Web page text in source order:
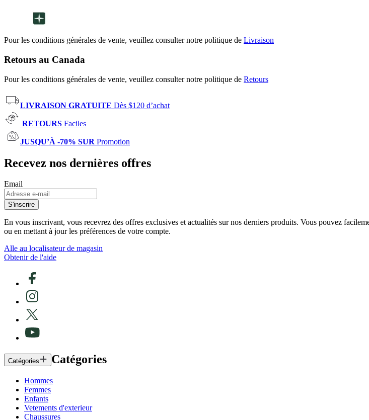
Pour les conditions générales de vente, veuillez consulter notre politique de Livraison
Retours au Canada
Pour les conditions générales de vente, veuillez consulter notre politique de Retours
LIVRAISON GRATUITE Dès $120 d’achat
RETOURS Faciles
JUSQU’À -70% SUR Promotion
Recevez nos dernières offres
Email
S'inscrire
En vous inscrivant, vous recevrez des offres exclusives et actualités sur nos derniers produits. Vous pouvez
ou en mettant à jour les préférences de votre compte.
Alle au localisateur de magasin
Obtenir de l'aide
Catégories Catégories
Hommes
Femmes
Enfants
Vetements d'exterieur
Chaussures